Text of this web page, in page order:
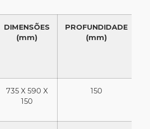
DIMENSÕES
(mm)
PROFUNDIDADE
(mm)
735 X 590 X
150
150